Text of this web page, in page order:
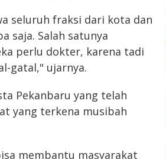
seluruh fraksi dari kota dan
saja. Salah satunya
perlu dokter, karena tadi
gatal," ujarnya.
Pekanbaru yang telah
yang terkena musibah
membantu masyarakat